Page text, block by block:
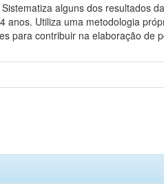
alguns dos resultados
anos. Utiliza uma metodologia
para contribuir na elaboração de